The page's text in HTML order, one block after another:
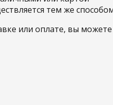
тем же
или оплате, вы